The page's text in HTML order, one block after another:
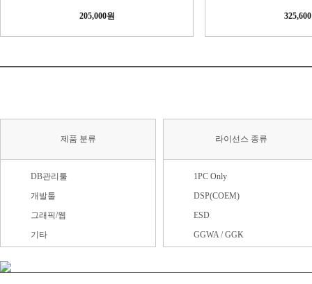
205,000원
제품 분류
DB관리툴
개발툴
그래픽/웹
기타
백신/보안
라이선스 종류
1PC Only
DSP(COEM)
ESD
GGWA / GGK
PKC(MLP)